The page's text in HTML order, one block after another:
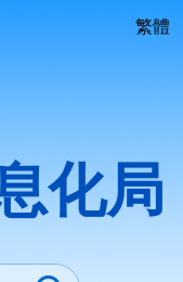
繁體
化局